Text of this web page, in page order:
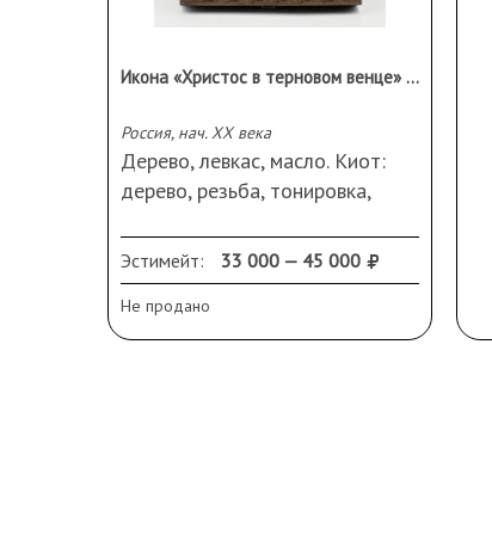
Икона «Христос в терновом венце» («Ecce Homo») в резном киоте
Россия, нач. XX века
Дерево, левкас, масло. Киот:
дерево, резьба, тонировка,
Размеры (ДхШхВ): икона
6х1,5х22 см, киот 36,5х8,2х36
см.
Подпись справа в углу: «A.W.»
Эстимейт: 33 000 — 45 000
Не продано